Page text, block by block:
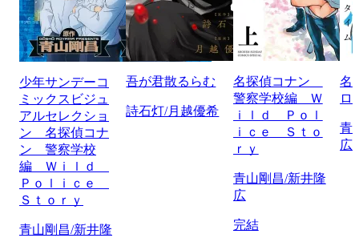
少年サンデーコ
ミックスビジュ
アルセレクショ
ン 名探偵コナ
ン 警察学校
編 Ｗｉｌｄ
Ｐｏｌｉｃｅ
Ｓｔｏｒｙ
青山剛昌/新井隆
吾が君散るらむ
詩石灯/月越優希
名探偵コナン
警察学校編 Ｗ
ｉｌｄ Ｐｏｌ
ｉｃｅ Ｓｔｏ
ｒｙ
青山剛昌/新井隆
広
完結
名
ロ
青
広